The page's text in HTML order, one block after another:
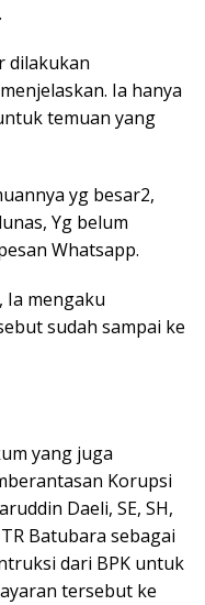
dilakukan
Ia hanya
temuan yang
yg besar2,
Yg belum
Whatsapp.
Ia mengaku
sudah sampai ke
yang juga
Korupsi
Daeli, SE, SH,
Batubara sebagai
dari BPK untuk
tersebut ke